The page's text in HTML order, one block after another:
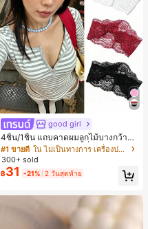
good girl
4ชิ้น/1ชิ้น แถบคาดผมลูกไม้บางกว้างยื
ดหยุ่นสำหรับผู้หญิง, แฟชั่นอเนกประสง
ค์พรีเมียมหรูหราสไตล์มินิมอล ผ้าพันคอ
เล็กๆ ห่วงผม อุปกรณ์เสริมผม, เหมาะสำ
หรับการออกไปข้างนอกประจำวัน, ลำล
อง, งานปาร์ตี้, การเดินทาง, การพักผ่อ
น, การมัดผม, การจัดทรงผม, การแต่งห
น้า, การจับคู่ชุด, อุปกรณ์เสริมประดับผ
#1 ขายดี
เกือบหมดแล้ว!
#1 ขายดี
เกือบหมดแล้ว!
#1 ขายดี
เกือบหมดแล้ว!
#1 ขายดี
ใน ไม่เป็นทางการ เครื่องประดับผมผู้หญิง
300+ sold
฿31 -21% 2 วันสุดท้าย